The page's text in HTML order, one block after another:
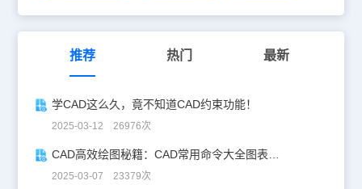
来的图纸中，1个单位的长度代表了实际中的n个单位的长度；在
20”就不用我再解释了吧，呵呵……360，通常是简略了单位的简捷
有设置“绘图比例”——绘图总是按1比1（实际单位、数据输入······）
①CAD在绘图时（需首先设置“单位”——如：毫米、厘米、米····英制
显示”）——自动标注的单位也就决定了。②CAD在“图形缩放”时：可
着缩放比例“数据也产生了相对应的变化···”；③按1比1绘出的图（在
推荐 热门 最新
学CAD这么久，竟不知道CAD约束功能！
2025-03-12 26976次
CAD高效绘图秘籍：CAD常用命令大全图表珍藏版
2025-03-07 23379次